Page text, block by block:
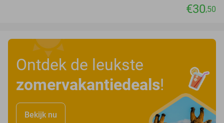
€30,50
Ontdek de leukste
zomervakantiedeals!
Bekijk nu